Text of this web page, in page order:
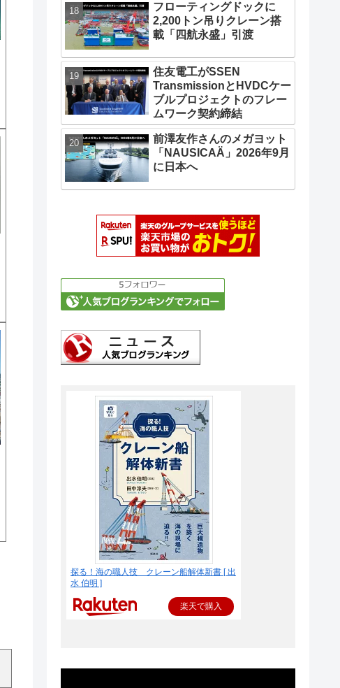
フローティングドックに
2,200トン吊りクレーン搭
載「四航永盛」引渡
住友電工がSSEN
TransmissionとHVDCケー
ブルプロジェクトのフレー
ムワーク契約締結
前澤友作さんのメガヨット
「NAUSICAÄ」2026年9月
に日本へ
探る！海の職人技 クレーン船解体新書 [ 出
水 伯明 ]
楽天で購入